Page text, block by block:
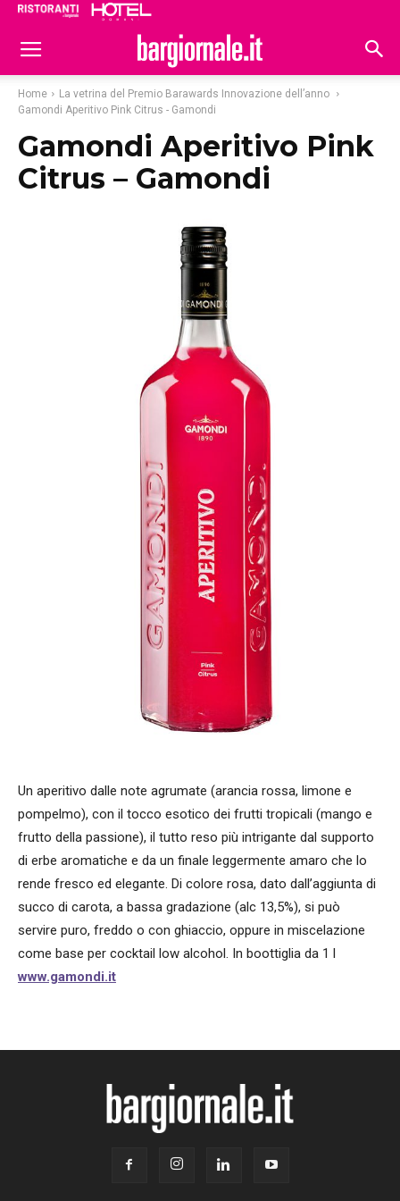
Home
La vetrina del Premio Barawards Innovazione dell’anno
Gamondi Aperitivo Pink Citrus - Gamondi
Gamondi Aperitivo Pink
Citrus – Gamondi
Un aperitivo dalle note agrumate (arancia rossa, limone e
pompelmo), con il tocco esotico dei frutti tropicali (mango e
frutto della passione), il tutto reso più intrigante dal supporto
di erbe aromatiche e da un finale leggermente amaro che lo
rende fresco ed elegante. Di colore rosa, dato dall’aggiunta di
succo di carota, a bassa gradazione (alc 13,5%), si può
servire puro, freddo o con ghiaccio, oppure in miscelazione
come base per cocktail low alcohol. In boottiglia da 1 l
www.gamondi.it